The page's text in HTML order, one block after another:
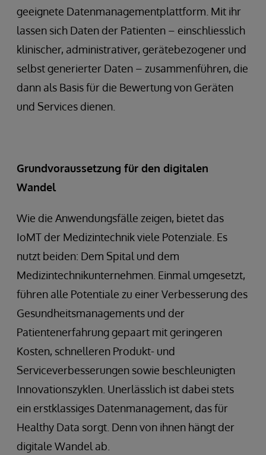
geeignete Datenmanagementplattform. Mit ihr
lassen sich Daten der Patienten – einschliesslich
klinischer, administrativer, gerätebezogener und
selbst generierter Daten – zusammenführen, die
dann als Basis für die Bewertung von Geräten
und Services dienen.
Grundvoraussetzung für den digitalen
Wandel
Wie die Anwendungsfälle zeigen, bietet das
IoMT der Medizintechnik viele Potenziale. Es
nutzt beiden: Dem Spital und dem
Medizintechnikunternehmen. Einmal umgesetzt,
führen alle Potentiale zu einer Verbesserung des
Gesundheitsmanagements und der
Patientenerfahrung gepaart mit geringeren
Kosten, schnelleren Produkt- und
Serviceverbesserungen sowie beschleunigten
Innovationszyklen. Unerlässlich ist dabei stets
ein erstklassiges Datenmanagement, das für
Healthy Data sorgt. Denn von ihnen hängt der
digitale Wandel ab.